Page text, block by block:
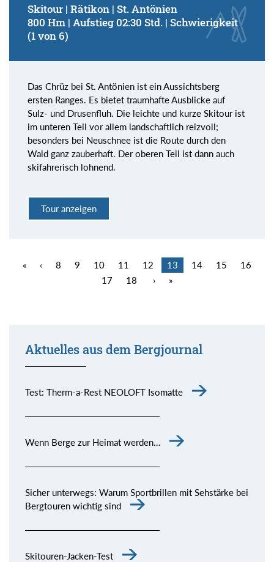
Skitour | Rätikon | St. Antönien
800 Hm | Aufstieg 02:30 Std. | Schwierigkeit
(1 von 6)
Das Chrüz bei St. Antönien ist ein Aussichtsberg
ersten Ranges. Es bietet traumhafte Ausblicke auf
Sulz- und Drusenfluh. Die leichte und kurze Skitour ist
im unteren Teil vor allem landschaftlich reizvoll;
besonders bei Neuschnee ist die Route durch den
Wald ganz zauberhaft. Der oberen Teil ist dann auch
skifahrerisch lohnend.
Tour anzeigen
« ‹ 8 9 10 11 12 13 14 15
16
17
18 › »
Aktuelles aus dem Bergjournal
Test: Therm-a-Rest NEOLOFT Isomatte
Wenn Berge zur Heimat werden…
Sicher unterwegs: Warum Sportbrillen mit Sehstärke bei
Bergtouren wichtig sind
Skitouren-Jacken-Test